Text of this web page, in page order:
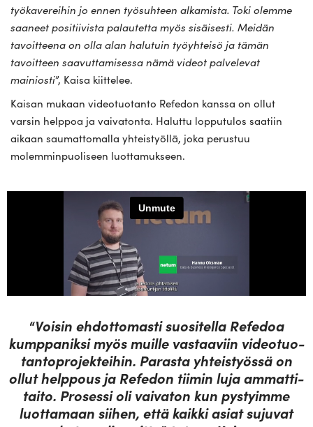
työkavereihin jo ennen työsuhteen alkamista. Toki olemme
saaneet positiivista palautetta myös sisäisesti. Meidän
tavoitteena on olla alan halutuin työyhteisö ja tämän
tavoitteen saavuttamisessa nämä videot palvelevat
mainiosti”, Kaisa kiittelee.
Kaisan mukaan videotuotanto Refedon kanssa on ollut
varsin helppoa ja vaivatonta. Haluttu lopputulos saatiin
aikaan saumattomalla yhteistyöllä, joka perustuu
molemminpuoliseen luottamukseen.
“Voisin ehdot­to­masti suo­si­tella Refedoa
kump­pa­niksi myös muille vas­taaviin video­tuo­
tan­to­pro­jek­teihin. Parasta yhteis­työssä on
ollut helppous ja Refedon tiimin luja ammat­ti­
taito. Pro­sessi oli vai­vaton kun pys­tyimme
luot­tamaan siihen, että kaikki asiat sujuvat